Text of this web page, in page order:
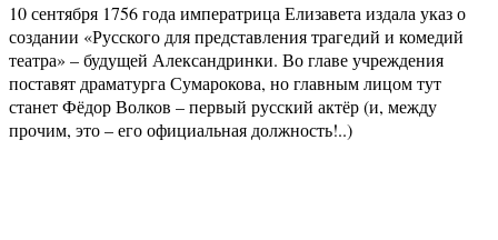
10 сентября 1756 года императрица Елизавета издала указ о
создании «Русского для представления трагедий и комедий
театра» – будущей Александринки. Во главе учреждения
поставят драматурга Сумарокова, но главным лицом тут
станет Фёдор Волков – первый русский актёр (и, между
прочим, это – его официальная должность!..)